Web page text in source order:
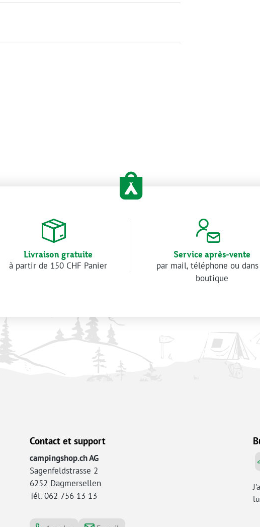
Livraison gratuite
à partir de 150 CHF Panier
Service après-vente
par mail, téléphone ou
boutique
Contact et support
campingshop.ch AG
Sagenfeldstrasse 2
6252 Dagmersellen
Tél. 062 756 13 13